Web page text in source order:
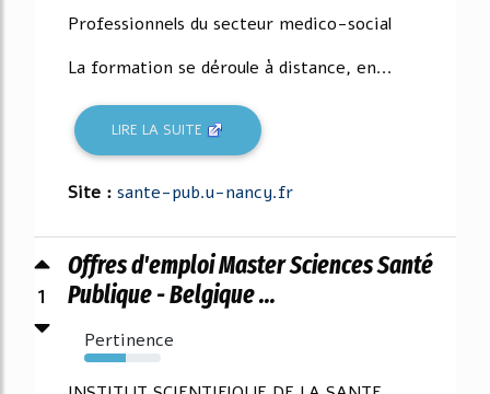
Professionnels du secteur medico-social
La formation se déroule à distance, en...
LIRE LA SUITE
Site : sante-pub.u-nancy.fr
1
Offres d'emploi Master Sciences Santé
Publique - Belgique ...
Pertinence
54%